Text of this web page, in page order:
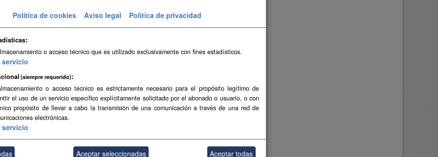
Política de cookies Aviso legal Política de privacidad
o acceso técnico que es utilizado exclusivamente con fines estadísticos.
servicio
(siempre requerido)
o acceso técnico es estrictamente necesario para el propósito legítimo de
el uso de un servicio específico explícitamente solicitado por el abonado o usuario, o con
propósito de llevar a cabo la transmisión de una comunicación a través de una red de
electrónicas.
servicio
Aceptar seleccionadas Aceptar todas